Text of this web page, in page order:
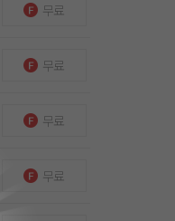
무료
무료
무료
무료